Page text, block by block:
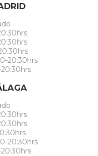
20:30hrs
20:30hrs
20:30hrs
20:30hrs